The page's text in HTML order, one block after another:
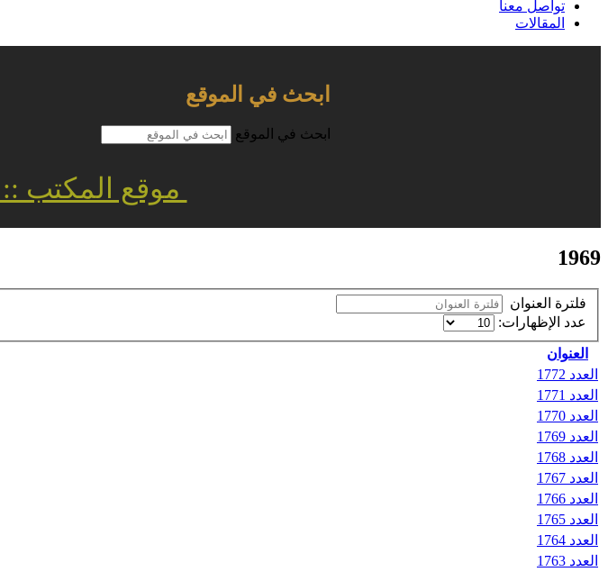
تواصل معنا
المقالات
ابحث في الموقع
ابحث في الموقع
موقع المكتب :: Location office
1969
فلترة العنوان
عدد الإظهارات:
العنوان
العدد 1772
العدد 1771
العدد 1770
العدد 1769
العدد 1768
العدد 1767
العدد 1766
العدد 1765
العدد 1764
العدد 1763